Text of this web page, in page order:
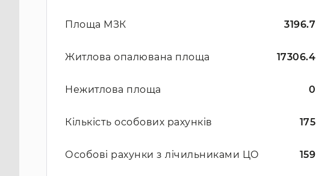
Площа МЗК 3196.7
Житлова опалювана площа 17306.4
Нежитлова площа 0
Кількість особових рахунків 175
Особові рахунки з лічильниками ЦО 159